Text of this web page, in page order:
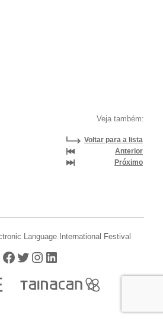
Veja também:
Voltar para a lista
Anterior
Próximo
Language International Festival
Facebook
Twitter
Instagram
LinkedIn